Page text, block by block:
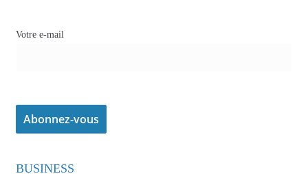
Votre e-mail
BUSINESS